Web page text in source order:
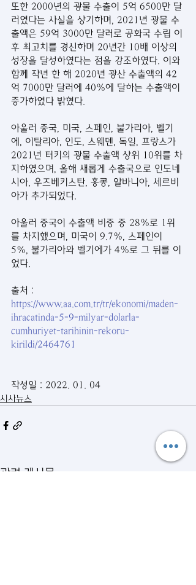
또한 2000년의 광물 수출이 5억 6500만 달
러였다는 사실을 상기하며, 2021년 광물 수
출액은 59억 3000만 달러로 공화국 수립 이
후 최고치를 경신하며 20년간 10배 이상의
성장을 달성하였다는 점을 강조하였다. 이와
함께 작년 한 해 2020년 광산 수출액의 42
억 7000만 달러에 40%에 달하는 수출액이
증가하였다 밝혔다.
아울러 중국, 미국, 스페인, 불가리아, 벨기
에, 이탈리아, 인도, 스웨덴, 독일, 프랑스가
2021년 터키의 광물 수출액 상위 10위를 차
지하였으며, 올해 새롭게 수출국으로 인도네
시아, 우즈베키스탄, 홍콩, 알바니아, 세르비
아가 추가되었다.
아울러 중국이 수출액 비중 중 28%로 1위
를 차지했으며, 미국이 9.7%, 스페인이
5%, 불가리아와 벨기에가 4%로 그 뒤를 이
었다.
출처 :
https://www.aa.com.tr/tr/ekonomi/maden-
ihracatinda-5-9-milyar-dolarla-
cumhuriyet-tarihinin-rekoru-
kirildi/2464761
작성일 : 2022. 01. 04
시사뉴스
관련 게시물